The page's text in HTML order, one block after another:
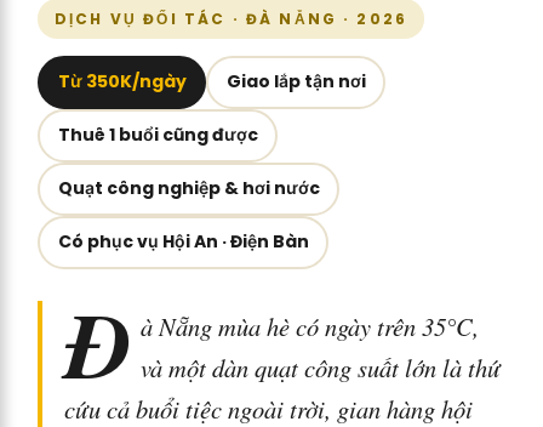
DỊCH VỤ ĐỐI TÁC · ĐÀ NẴNG · 2026
Từ 350K/ngày Giao lắp tận nơi
Thuê 1 buổi cũng được
Quạt công nghiệp & hơi nước
Có phục vụ Hội An · Điện Bàn
Đ à Nẵng mùa hè có ngày trên 35°C,
và một dàn quạt công suất lớn là thứ
cứu cả buổi tiệc ngoài trời, gian hàng hội